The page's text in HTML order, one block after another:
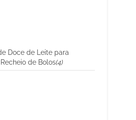
Doce de Leite para
de Bolos(4)